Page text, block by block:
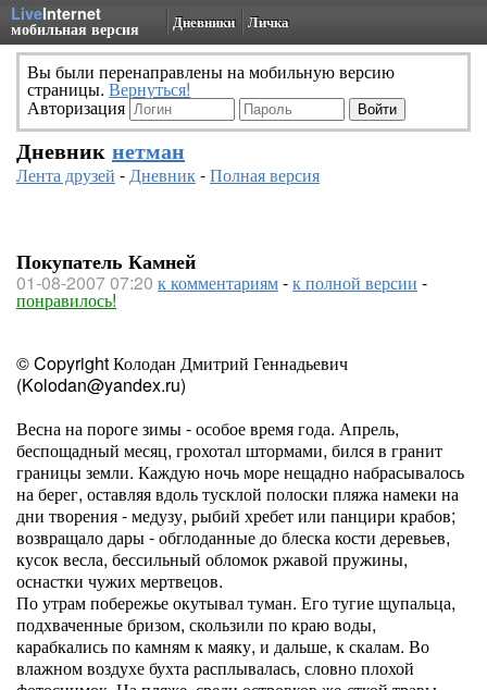
LiveInternet
мобильная версия Дневники Личка
Вы были перенаправлены на мобильную версию
страницы. Вернуться!
Авторизация
Дневник нетман
Лента друзей -Дневник-Полная версия
Покупатель Камней
01-08-2007 07:20 к комментариям-к полной версии -
понравилось!
© Copyright Колодан Дмитрий Геннадьевич
(Kolodan@yandex.ru)
Весна на пороге зимы - особое время года. Апрель,
беспощадный месяц, грохотал штормами, бился в гранит
границы земли. Каждую ночь море нещадно набрасывалось
на берег, оставляя вдоль тусклой полоски пляжа намеки на
дни творения - медузу, рыбий хребет или панцири крабов;
возвращало дары - обглоданные до блеска кости деревьев,
кусок весла, бессильный обломок ржавой пружины,
оснастки чужих мертвецов.
По утрам побережье окутывал туман. Его тугие щупальца,
подхваченные бризом, скользили по краю воды,
карабкались по камням к маяку, и дальше, к скалам. Во
влажном воздухе бухта расплывалась, словно плохой